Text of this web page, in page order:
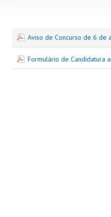
Aviso de Concurso de 6 de
Formulário de Candidatura